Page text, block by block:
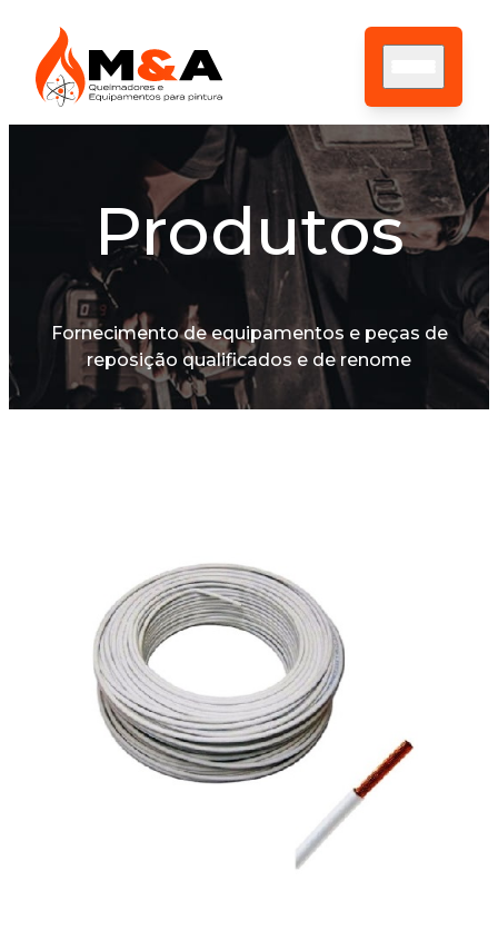
HOME
SOBRE NÓS
ASSISTÊNCIA TÉCNICA
PRODUTOS
CONTATO
BLOG
Produtos
Fornecimento de equipamentos e peças de
reposição qualificados e de renome